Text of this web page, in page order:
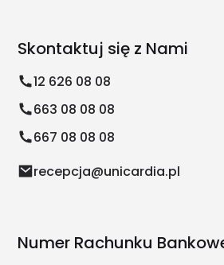
Skontaktuj się z Nami
12 626 08 08
663 08 08 08
667 08 08 08
recepcja@unicardia.pl
Numer Rachunku